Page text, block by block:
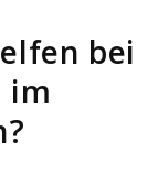
bei
im